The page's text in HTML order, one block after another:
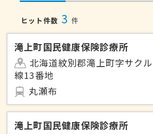
ヒット件数 3 件
滝上町国民健康保険診療所
北海道紋別郡滝上町字サク
線13番地
丸瀬布
滝上町国民健康保険診療所